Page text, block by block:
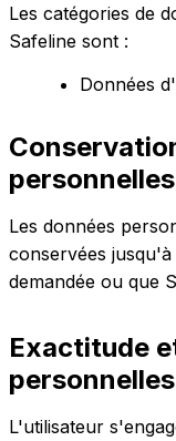
Les catégories de
Safeline sont :
Données
personnelles
Les données
conservées
demandée ou que
Exactitude
personnelles
L'utilisateur